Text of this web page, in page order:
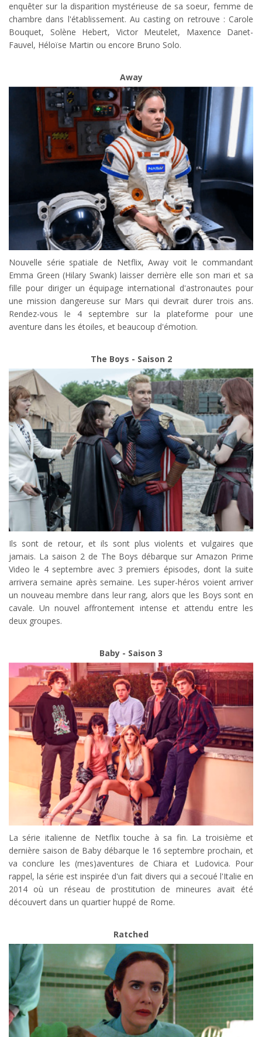
enquêter sur la disparition mystérieuse de sa soeur, femme de
chambre dans l'établissement. Au casting on retrouve : Carole
Bouquet, Solène Hebert, Victor Meutelet, Maxence Danet-
Fauvel, Héloïse Martin ou encore Bruno Solo.
Away
Nouvelle série spatiale de Netflix, Away voit le commandant
Emma Green (Hilary Swank) laisser derrière elle son mari et sa
fille pour diriger un équipage international d'astronautes pour
une mission dangereuse sur Mars qui devrait durer trois ans.
Rendez-vous le 4 septembre sur la plateforme pour une
aventure dans les étoiles, et beaucoup d'émotion.
The Boys - Saison 2
Ils sont de retour, et ils sont plus violents et vulgaires que
jamais. La saison 2 de The Boys débarque sur Amazon Prime
Video le 4 septembre avec 3 premiers épisodes, dont la suite
arrivera semaine après semaine. Les super-héros voient arriver
un nouveau membre dans leur rang, alors que les Boys sont en
cavale. Un nouvel affrontement intense et attendu entre les
deux groupes.
Baby - Saison 3
La série italienne de Netflix touche à sa fin. La troisième et
dernière saison de Baby débarque le 16 septembre prochain, et
va conclure les (mes)aventures de Chiara et Ludovica. Pour
rappel, la série est inspirée d'un fait divers qui a secoué l'Italie en
2014 où un réseau de prostitution de mineures avait été
découvert dans un quartier huppé de Rome.
Ratched